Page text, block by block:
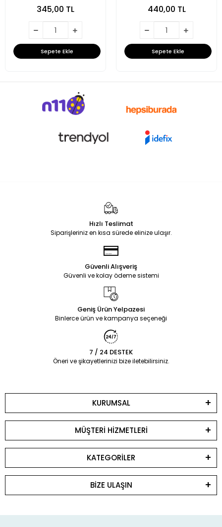
345,00 TL
Sepete Ekle
440,00 TL
Sepete Ekle
Hızlı Teslimat
Siparişleriniz en kısa sürede elinize ulaşır.
Güvenli Alışveriş
Güvenli ve kolay ödeme sistemi
Geniş Ürün Yelpazesi
Binlerce ürün ve kampanya seçeneği
7 / 24 DESTEK
Öneri ve şikayetlerinizi bize iletebilirsiniz.
KURUMSAL
MÜŞTERİ HİZMETLERİ
KATEGORİLER
BİZE ULAŞIN